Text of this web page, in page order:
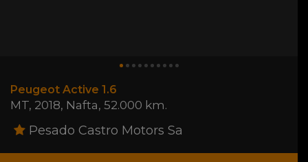
Peugeot Active 1.6
MT, 2018, Nafta, 52.000 km.
Pesado Castro Motors Sa